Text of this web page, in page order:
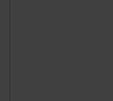
Daten in den USA.
Cookies dieser
die Verarbeitung
(1) lit. a DSGVO.
und zu der